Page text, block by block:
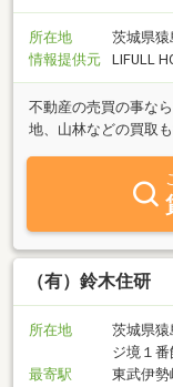
所在地
茨城県猿
情報提供元
LIFULL
不動産の売買の事な
地、山林などの買取
（有）鈴木住研
所在地
茨城県
ジ境１番
最寄駅
東武伊勢